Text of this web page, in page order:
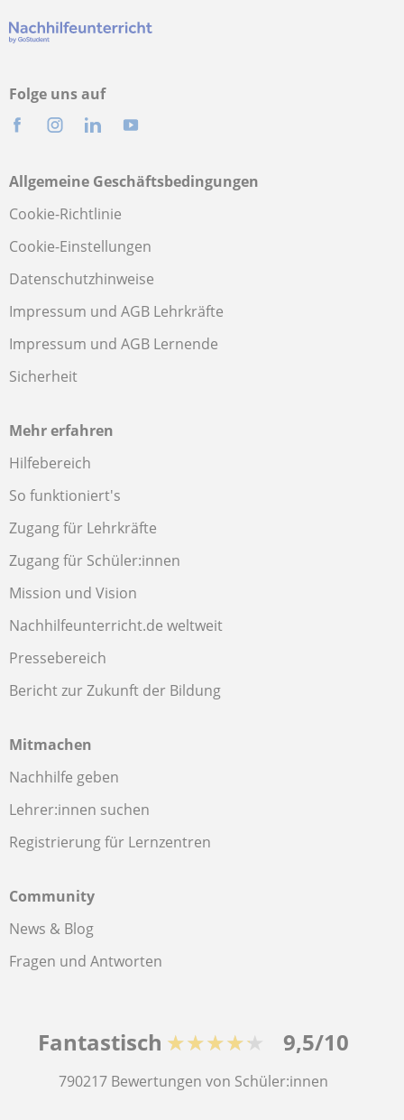
Folge uns auf
Allgemeine Geschäftsbedingungen
Cookie-Richtlinie
Cookie-Einstellungen
Datenschutzhinweise
Impressum und AGB Lehrkräfte
Impressum und AGB Lernende
Sicherheit
Mehr erfahren
Hilfebereich
So funktioniert's
Zugang für Lehrkräfte
Zugang für Schüler:innen
Mission und Vision
Nachhilfeunterricht.de weltweit
Pressebereich
Bericht zur Zukunft der Bildung
Mitmachen
Nachhilfe geben
Lehrer:innen suchen
Registrierung für Lernzentren
Community
News & Blog
Fragen und Antworten
Fantastisch ★★★★★ 9,5/10
790217 Bewertungen von Schüler:innen